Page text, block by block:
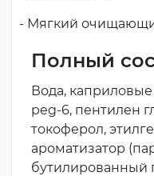
- Мягкий
Полный
Вода,
peg-6, пентилен
токоферол,
ароматизатор
бутилированный